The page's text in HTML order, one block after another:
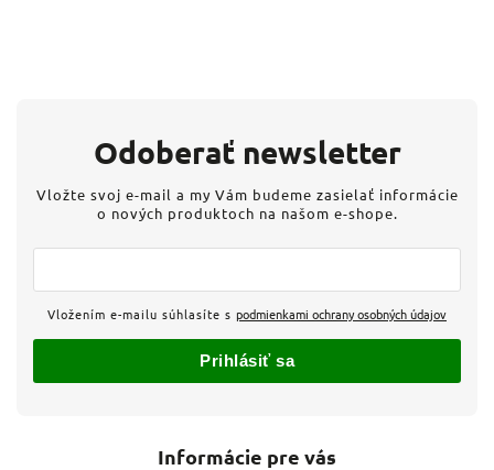
Informácie pre vás
Odoberať newsletter
Vložte svoj e-mail a my Vám budeme zasielať informácie
o nových produktoch na našom e-shope.
Vložením e-mailu súhlasíte s podmienkami ochrany osobných údajov
Prihlásiť sa